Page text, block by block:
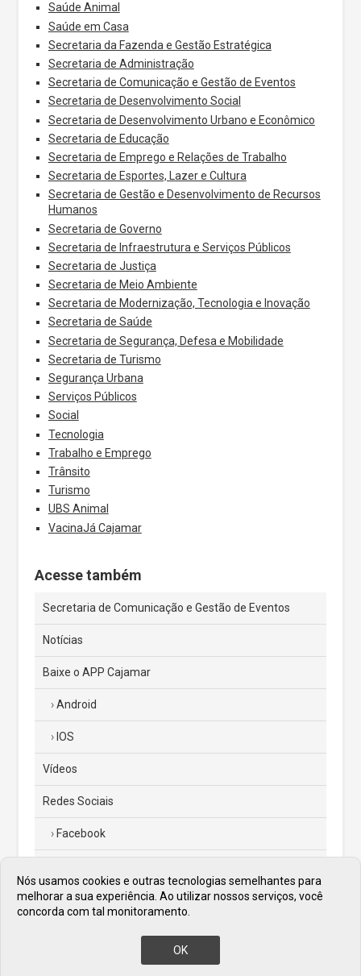
Saúde Animal
Saúde em Casa
Secretaria da Fazenda e Gestão Estratégica
Secretaria de Administração
Secretaria de Comunicação e Gestão de Eventos
Secretaria de Desenvolvimento Social
Secretaria de Desenvolvimento Urbano e Econômico
Secretaria de Educação
Secretaria de Emprego e Relações de Trabalho
Secretaria de Esportes, Lazer e Cultura
Secretaria de Gestão e Desenvolvimento de Recursos
Humanos
Secretaria de Governo
Secretaria de Infraestrutura e Serviços Públicos
Secretaria de Justiça
Secretaria de Meio Ambiente
Secretaria de Modernização, Tecnologia e Inovação
Secretaria de Saúde
Secretaria de Segurança, Defesa e Mobilidade
Secretaria de Turismo
Segurança Urbana
Serviços Públicos
Social
Tecnologia
Trabalho e Emprego
Trânsito
Turismo
UBS Animal
VacinaJá Cajamar
Acesse também
Secretaria de Comunicação e Gestão de Eventos
Notícias
Baixe o APP Cajamar
Android
IOS
Vídeos
Redes Sociais
Facebook
Twitter
Nós usamos cookies e outras tecnologias semelhantes para
melhorar a sua experiência. Ao utilizar nossos serviços, você
concorda com tal monitoramento.
OK